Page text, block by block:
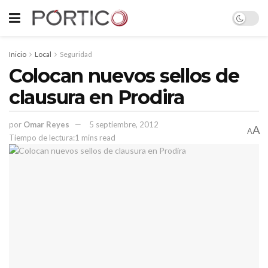
Inicio Local Seguridad
Colocan nuevos sellos de
clausura en Prodira
por Omar Reyes
5 septiembre, 2012
Tiempo de lectura:1 mins read
AA